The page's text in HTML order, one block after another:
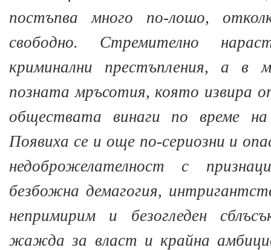
постъпва много по-лошо,
свободно. Стремително
криминални престъпления, а в
позната мръсотия, която извира
обществата винаги по време на
Появиха се и още по-сериозни и
недоброжелателност с
безбожна демагогия,
непримирим и безогледен
жажда за власт и крайна